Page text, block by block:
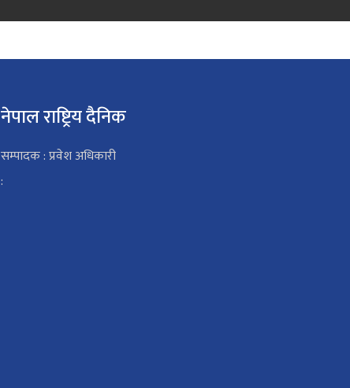
नेपाल राष्ट्रिय दैनिक
सम्पादक : प्रवेश अधिकारी
: